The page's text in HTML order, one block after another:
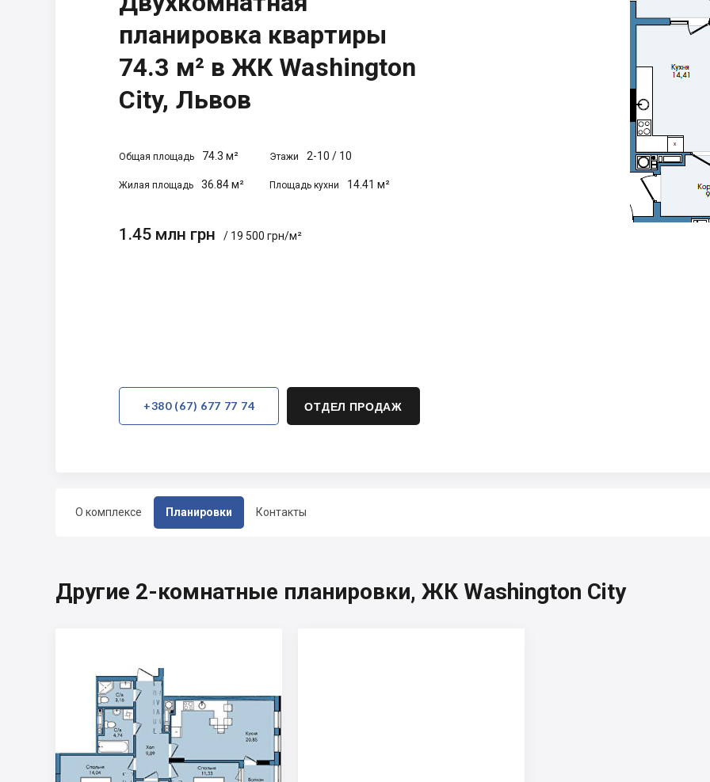
О комплексе Планировки Контакты
планировка квартиры
74.3 м² в ЖК Washington
City, Львов
Общая площадь 74.3 м² Этажи 2-10 / 10
Жилая площадь 36.84 м² Площадь кухни 14.41 м²
1.45 млн грн / 19 500 грн/м²
+380 (67) 677 77 74 ОТДЕЛ ПРОДАЖ
Другие 2-комнатные планировки, ЖК Washington City